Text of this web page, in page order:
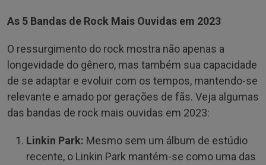
As 5 Bandas de Rock Mais Ouvidas em 2023
O ressurgimento do rock mostra não apenas a
longevidade do gênero, mas também sua capacidade
de se adaptar e evoluir com os tempos, mantendo-se
relevante e amado por gerações de fãs. Veja algumas
das bandas de rock mais ouvidas em 2023:
Linkin Park: Mesmo sem um álbum de estúdio
recente, o Linkin Park mantém-se como uma das